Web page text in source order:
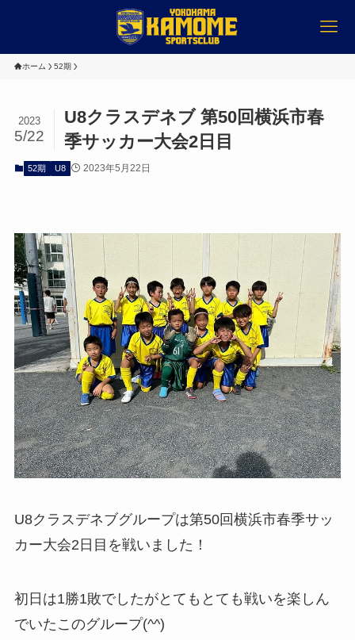
ホーム 52期
U8クラスデネブ 第50回横浜市春
季サッカー大会2日目
2023
5/22
52期 U8 2023年5月22日
U8クラスデネブグループは第50回横浜市春季サッ
カー大会2日目を戦いました！
初日は1勝1敗でしたがとてもとても戦いを楽しん
でいたこのグループ(^^)